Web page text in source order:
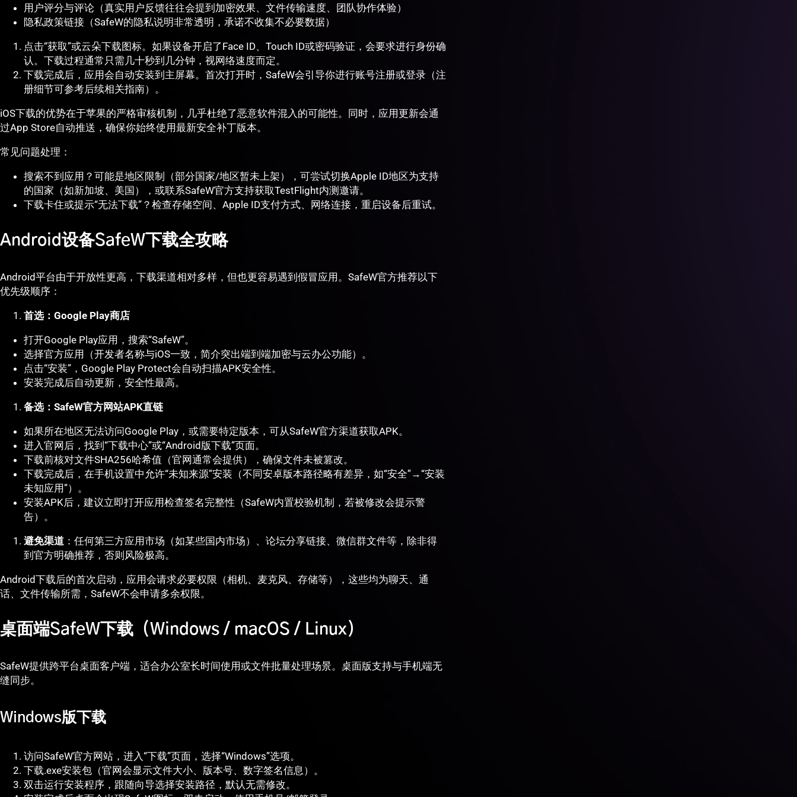
用户评分与评论（真实用户反馈往往会提到加密效果、文件传输速度、团队协作体验）
隐私政策链接（SafeW的隐私说明非常透明，承诺不收集不必要数据）
点击“获取”或云朵下载图标。如果设备开启了Face ID、Touch ID或密码验证，会要求进行身份确
认。下载过程通常只需几十秒到几分钟，视网络速度而定。
下载完成后，应用会自动安装到主屏幕。首次打开时，SafeW会引导你进行账号注册或登录（注
册细节可参考后续相关指南）。
iOS下载的优势在于苹果的严格审核机制，几乎杜绝了恶意软件混入的可能性。同时，应用更新会通
过App Store自动推送，确保你始终使用最新安全补丁版本。
常见问题处理：
搜索不到应用？可能是地区限制（部分国家/地区暂未上架），可尝试切换Apple ID地区为支持
的国家（如新加坡、美国），或联系SafeW官方支持获取TestFlight内测邀请。
下载卡住或提示“无法下载”？检查存储空间、Apple ID支付方式、网络连接，重启设备后重试。
Android设备SafeW下载全攻略
Android平台由于开放性更高，下载渠道相对多样，但也更容易遇到假冒应用。SafeW官方推荐以下
优先级顺序：
首选：Google Play商店
打开Google Play应用，搜索“SafeW”。
选择官方应用（开发者名称与iOS一致，简介突出端到端加密与云办公功能）。
点击“安装”，Google Play Protect会自动扫描APK安全性。
安装完成后自动更新，安全性最高。
备选：SafeW官方网站APK直链
如果所在地区无法访问Google Play，或需要特定版本，可从SafeW官方渠道获取APK。
进入官网后，找到“下载中心”或“Android版下载”页面。
下载前核对文件SHA256哈希值（官网通常会提供），确保文件未被篡改。
下载完成后，在手机设置中允许“未知来源”安装（不同安卓版本路径略有差异，如“安全”→“安装
未知应用”）。
安装APK后，建议立即打开应用检查签名完整性（SafeW内置校验机制，若被修改会提示警
告）。
避免渠道 ：任何第三方应用市场（如某些国内市场）、论坛分享链接、微信群文件等，除非得
到官方明确推荐，否则风险极高。
Android下载后的首次启动，应用会请求必要权限（相机、麦克风、存储等），这些均为聊天、通
话、文件传输所需，SafeW不会申请多余权限。
桌面端SafeW下载（Windows / macOS / Linux）
SafeW提供跨平台桌面客户端，适合办公室长时间使用或文件批量处理场景。桌面版支持与手机端无
缝同步。
Windows版下载
访问SafeW官方网站，进入“下载”页面，选择“Windows”选项。
下载.exe安装包（官网会显示文件大小、版本号、数字签名信息）。
双击运行安装程序，跟随向导选择安装路径，默认无需修改。